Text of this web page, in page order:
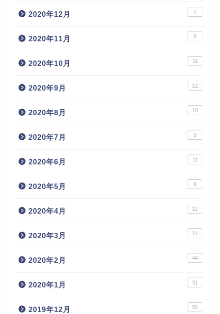
2020年12月 7
2020年11月 8
2020年10月 11
2020年9月 12
2020年8月 10
2020年7月 9
2020年6月 11
2020年5月 9
2020年4月 12
2020年3月 14
2020年2月 44
2020年1月 31
2019年12月 56